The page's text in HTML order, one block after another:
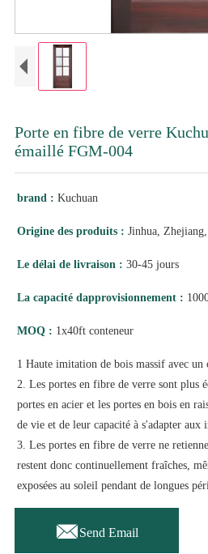
Porte en fibre de verre
émaillé FGM-004
brand : Kuchuan
Origine des produits : Jinhua,
Le délai de livraison : 30-45 jours
La capacité dapprovisionnement :
MOQ : 1x40ft conteneur
1 Haute imitation de bois massif avec un
2. Les portes en fibre de verre sont plus
portes en acier et les portes en bois en
de vie et de leur capacité à s'adapter aux
3. Les portes en fibre de verre ne
restent donc continuellement fraîches,
exposées au soleil pendant de longues
Send Email